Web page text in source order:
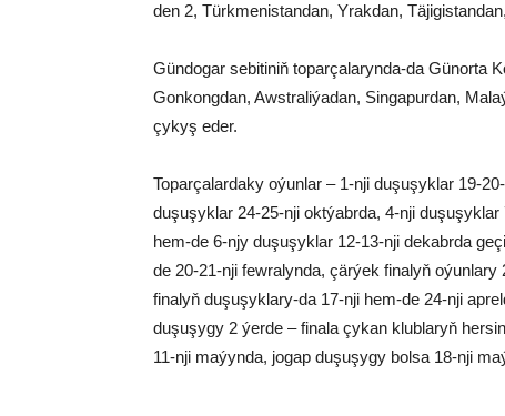
den 2, Türkmenistandan, Yrakdan,
Gündogar sebitiniň toparçalarynda-da Günorta
Gonkongdan, Awstraliýadan, Singapurdan,
çykyş eder.
Toparçalardaky oýunlar – 1-nji duşuşyklar 19-
duşuşyklar 24-25-nji oktýabrda, 4-nji
hem-de 6-njy duşuşyklar 12-13-nji dekabrda
de 20-21-nji fewralynda, çärýek finalyň
finalyň duşuşyklary-da 17-nji hem-de 24-nji
duşuşygy 2 ýerde – finala çykan klublaryň
11-nji maýynda, jogap duşuşygy bolsa 18-nji